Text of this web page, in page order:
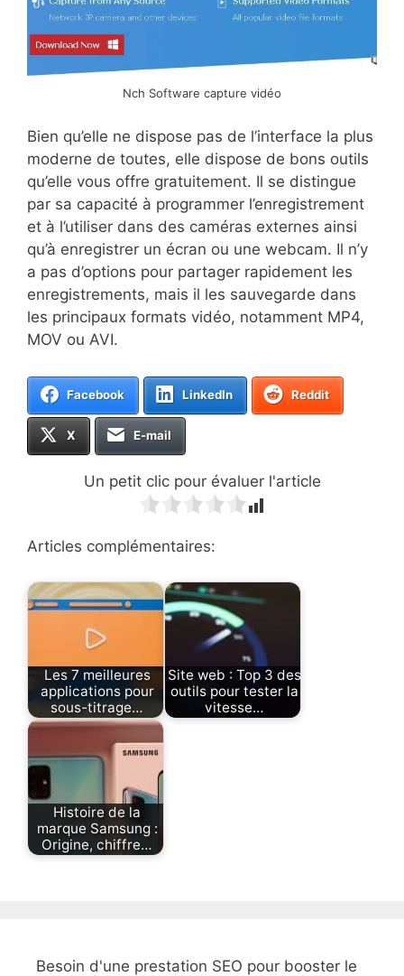
Nch Software capture vidéo
Bien qu’elle ne dispose pas de l’interface la plus
moderne de toutes, elle dispose de bons outils
qu’elle vous offre gratuitement. Il se distingue
par sa capacité à programmer l’enregistrement
et à l’utiliser dans des caméras externes ainsi
qu’à enregistrer un écran ou une webcam. Il n’y
a pas d’options pour partager rapidement les
enregistrements, mais il les sauvegarde dans
les principaux formats vidéo, notamment MP4,
MOV ou AVI.
Facebook LinkedIn Reddit
X E-mail
Un petit clic pour évaluer l'article
Articles complémentaires:
Les 7 meilleures
applications pour
sous-titrage…
Site web : Top 3 des
outils pour tester la
vitesse…
Histoire de la
marque Samsung :
Origine, chiffre…
Besoin d'une prestation SEO pour booster le